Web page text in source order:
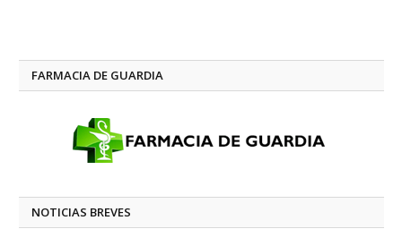
FARMACIA DE GUARDIA
NOTICIAS BREVES